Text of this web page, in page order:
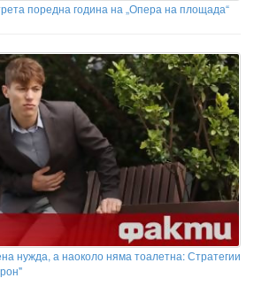
поредна година на „Опера на площада“
нужда, а наоколо няма тоалетна: Стратегии